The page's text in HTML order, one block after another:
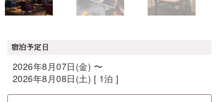
宿泊予定日
2026年8月07日(金) 〜
2026年8月08日(土) [ 1泊 ]